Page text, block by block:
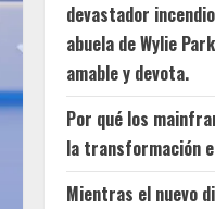
devastador
abuela de Wylie
amable y devota.
Por qué los
la transformación
Mientras el nuevo